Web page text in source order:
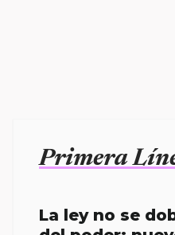
Primera
La ley no se